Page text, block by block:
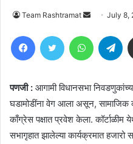
Team Rashtramat
Send
email
July 8,
FacebookTwitter WhatsApp
पणजी : आगामी विधानसभा
घडामोडींना वेग आला असून, सामाजिक
काँग्रेस पक्षात प्रवेश केला. कॉर्टाळीम
सभागृहात झालेल्या कार्यक्रमात